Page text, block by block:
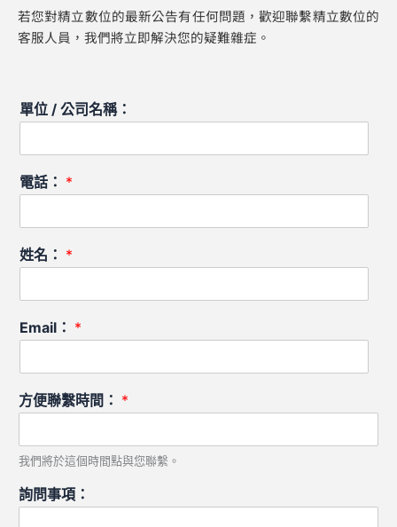
若您對精立數位的最新公告有任何問題，歡迎聯繫精立數位的
客服人員，我們將立即解決您的疑難雜症。
單位 / 公司名稱：
電話： *
姓名： *
Email： *
方便聯繫時間： *
我們將於這個時間點與您聯繫。
詢問事項：